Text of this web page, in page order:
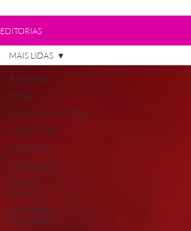
EDITORIAS
Todos posts
YOGA
COMPORTAMENTAL
COGNIÇÃO
FILOSOFIAS
MEDITAÇÃO
SAÚDE
MENTAL
YOGA PARA
EMPRESAS
MAIS LIDAS